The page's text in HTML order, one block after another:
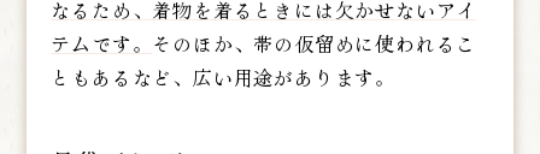
なるため、着物を着るときには欠かせないアイ
テムです。 そのほか、帯の仮留めに使われるこ
ともあるなど、広い用途があります。